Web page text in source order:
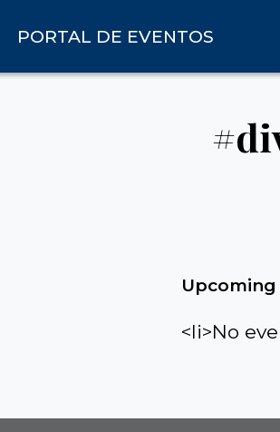
PORTAL DE EVENTOS
Upcoming
<li>No